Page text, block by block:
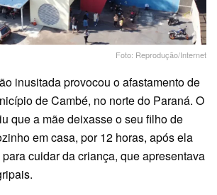
Foto: Reprodução/Internet
inusitada provocou o afastamento de
de Cambé, no norte do Paraná. O
que a mãe deixasse o seu filho de
em casa, por 12 horas, após ela
cuidar da criança, que apresentava